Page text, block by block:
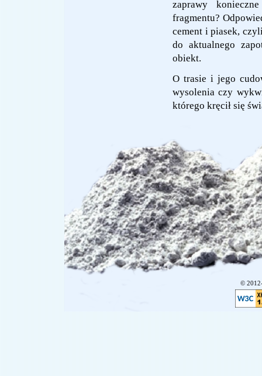
zaprawy
fragmentu?
cement i piasek,
do aktualnego
obiekt.
O trasie i jego
wysolenia czy
którego kręcił się
©